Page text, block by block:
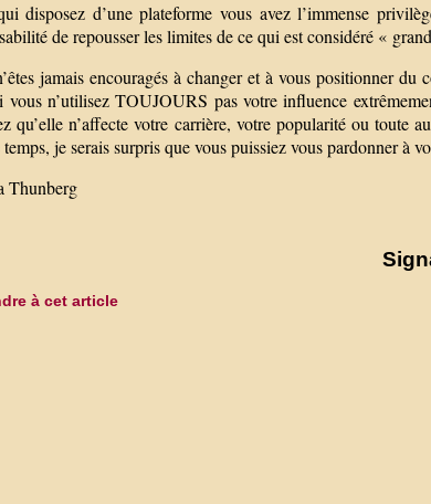
disposez d’une plateforme vous avez l’immense
de repousser les limites de ce qui est considéré «
jamais encouragés à changer et à vous positionner
vous n’utilisez TOUJOURS pas votre influence
qu’elle n’affecte votre carrière, votre popularité ou toute
temps, je serais surpris que vous puissiez vous pardonner à
Thunberg
à cet article